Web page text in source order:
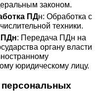
законом.
ПДн: Обработка с
техники.
ПДн: Передача ПДн на
органу власти
юридическому лицу.